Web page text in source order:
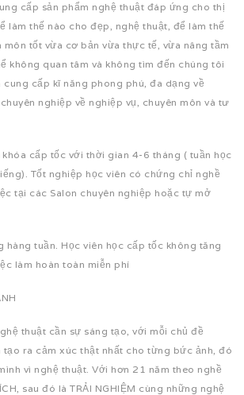
cấp sản phẩm nghệ thuật đáp ứng cho thị
làm thế nào cho đẹp, nghệ thuật, để làm thế
tốt vừa cơ bản vừa thực tế, vừa nâng tầm
không quan tâm và không tìm đến chúng tôi
cấp kĩ năng phong phú, đa dạng về
nghiệp về nghiệp vụ, chuyên môn và tư
cấp tốc với thời gian 4-6 tháng ( tuần học
Tốt nghiệp học viên có chứng chỉ nghề
tại các Salon chuyên nghiệp hoặc tự mở
hàng tuần. Học viên học cấp tốc không tăng
làm hoàn toàn miễn phí
thuật cần sự sáng tạo, với mỗi chủ đề
tạo ra cảm xúc thật nhất cho từng bức ảnh, đó
vì nghệ thuật. Với hơn 21 năm theo nghề
sau đó là TRẢI NGHIỆM cùng những nghệ